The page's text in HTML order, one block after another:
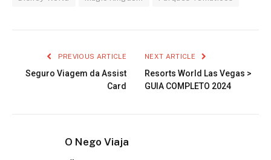
PREVIOUS ARTICLE
Seguro Viagem da Assist
Card
NEXT ARTICLE
Resorts World Las Vegas >
GUIA COMPLETO 2024
O Nego Viaja